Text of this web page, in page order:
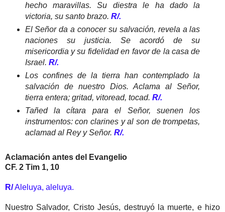
hecho maravillas. Su diestra le ha dado la
victoria, su santo brazo. R/.
El Señor da a conocer su salvación, revela a las
naciones su justicia. Se acordó de su
misericordia y su fidelidad en favor de la casa de
Israel. R/.
Los confines de la tierra han contemplado la
salvación de nuestro Dios. Aclama al Señor,
tierra entera; gritad, vitoread, tocad. R/.
Tañed la cítara para el Señor, suenen los
instrumentos: con clarines y al son de trompetas,
aclamad al Rey y Señor. R/.
Aclamación antes del Evangelio
CF. 2 Tim 1, 10
R/Aleluya, aleluya.
Nuestro Salvador, Cristo Jesús, destruyó la muerte, e hizo